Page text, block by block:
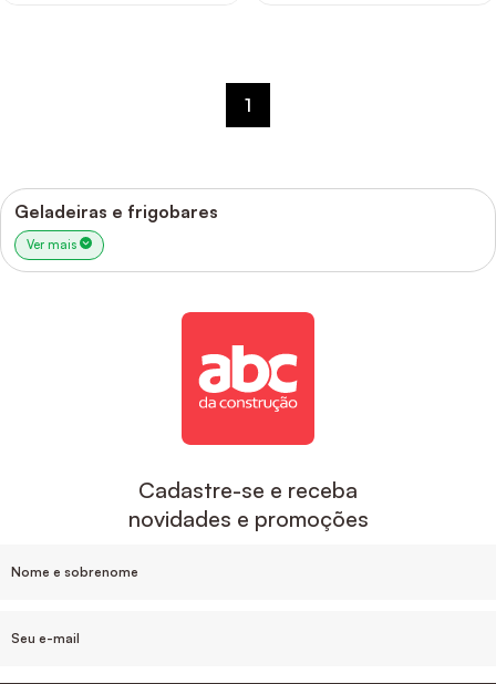
1
Geladeiras e frigobares
Ver mais
Cadastre-se e receba
novidades e promoções